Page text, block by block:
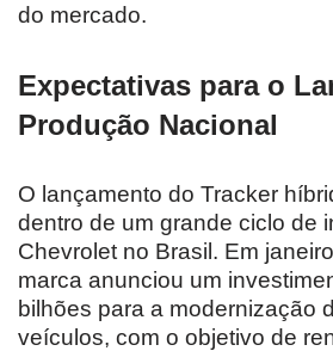
do mercado.
Expectativas para o
Produção Nacional
O lançamento do Tracker
dentro de um grande ciclo de
Chevrolet no Brasil. Em
marca anunciou um
bilhões para a modernização
veículos, com o objetivo de